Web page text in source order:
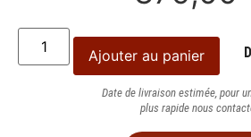
Ajouter au panier
Date de livraison estimée, pour
plus rapide nous